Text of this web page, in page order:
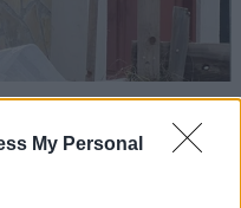
My Personal
στη Μονή
μοναχό –